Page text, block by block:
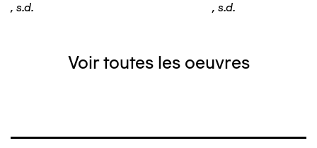
, s.d.
, s.d.
Voir toutes les oeuvres